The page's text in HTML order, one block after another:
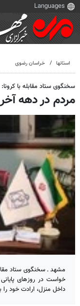
استانها خراسان رضوی
سخنگوی ستاد مقابله با کرونا:
مردم در دهه
مشهد ـ سخنگوی ستاد
خواست در روزهای
داخل منزل، ارادت خود